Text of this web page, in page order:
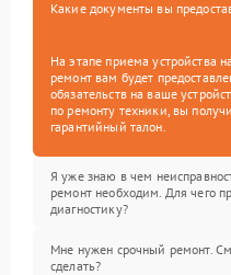
Какие документы вы
На этапе приема устройства
ремонт вам будет
обязательств на ваше
по ремонту техники, вы
гарантийный талон.
Я уже знаю в чем
ремонт необходим. Для чего
диагностику?
Мне нужен срочный ремонт.
сделать?